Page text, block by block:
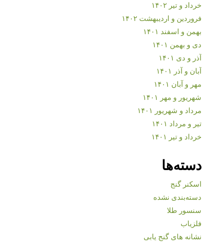
خرداد و تیر ۱۴۰۲
فروردین و اردیبهشت ۱۴۰۲
بهمن و اسفند ۱۴۰۱
دی و بهمن ۱۴۰۱
آذر و دی ۱۴۰۱
آبان و آذر ۱۴۰۱
مهر و آبان ۱۴۰۱
شهریور و مهر ۱۴۰۱
مرداد و شهریور ۱۴۰۱
تیر و مرداد ۱۴۰۱
خرداد و تیر ۱۴۰۱
دسته‌ها
اسکنر گنج
دسته‌بندی نشده
سنسور طلا
فلزیاب
نشانه های گنج یابی